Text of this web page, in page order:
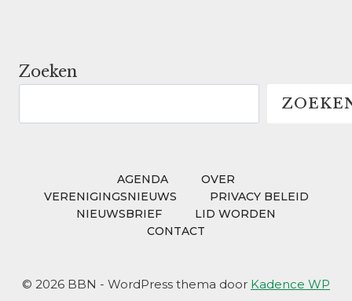
Zoeken
AGENDA
OVER
VERENIGINGSNIEUWS
PRIVACY BELEID
NIEUWSBRIEF
LID WORDEN
CONTACT
© 2026 BBN - WordPress thema door Kadence WP